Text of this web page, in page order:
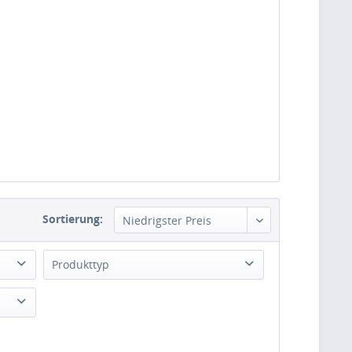
Sortierung:
Produkttyp